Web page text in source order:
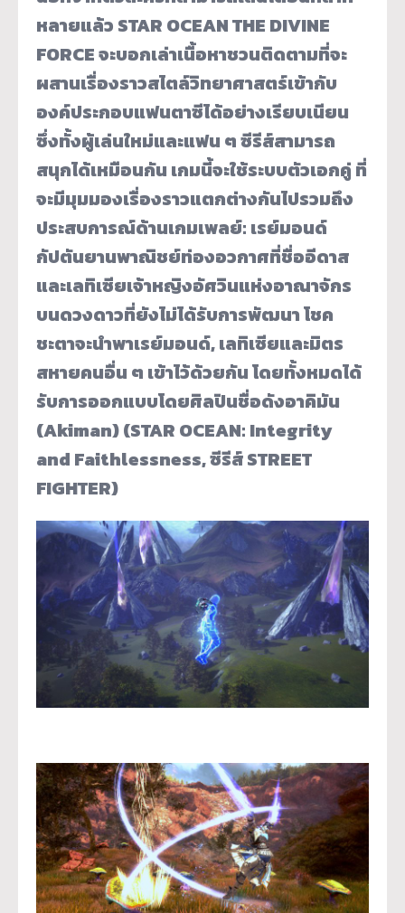
หลายแล้ว STAR OCEAN THE DIVINE
FORCE จะบอกเล่าเนื้อหาชวนติดตามที่จะ
ผสานเรื่องราวสไตล์วิทยาศาสตร์เข้ากับ
องค์ประกอบแฟนตาซีได้อย่างเรียบเนียน
ซึ่งทั้งผู้เล่นใหม่และแฟน ๆ ซีรีส์สามารถ
สนุกได้เหมือนกัน เกมนี้จะใช้ระบบตัวเอกคู่ ที่
จะมีมุมมองเรื่องราวแตกต่างกันไปรวมถึง
ประสบการณ์ด้านเกมเพลย์: เรย์มอนด์
กัปตันยานพาณิชย์ท่องอวกาศที่ชื่ออีดาส
และเลทิเซียเจ้าหญิงอัศวินแห่งอาณาจักร
บนดวงดาวที่ยังไม่ได้รับการพัฒนา โชค
ชะตาจะนำพาเรย์มอนด์, เลทิเซียและมิตร
สหายคนอื่น ๆ เข้าไว้ด้วยกัน โดยทั้งหมดได้
รับการออกแบบโดยศิลปินชื่อดังอาคิมัน
(Akiman) (STAR OCEAN: Integrity
and Faithlessness, ซีรีส์ STREET
FIGHTER)